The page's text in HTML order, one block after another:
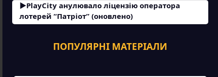
PlayCity анулювало ліцензію оператора
лотерей “Патріот” (оновлено)
ПОПУЛЯРНІ МАТЕРІАЛИ